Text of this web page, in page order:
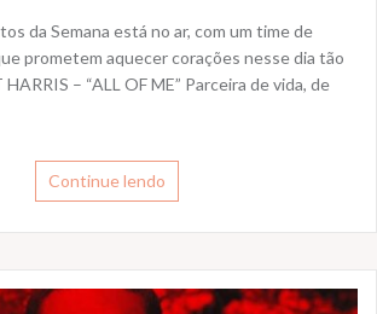
da Semana está no ar, com um time de
prometem aquecer corações nesse dia tão
– “ALL OF ME” Parceira de vida, de
Continue lendo